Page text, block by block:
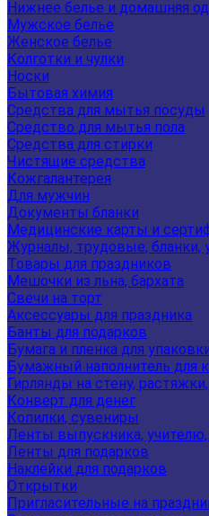
Нижнее белье и домашняя
Мужское белье
Женское белье
Колготки и чулки
Носки
Бытовая химия
Средства для мытья посуды
Средство для мытья пола
Средства для стирки
Чистящие средства
Кожгалантерея
Для мужчин
Документы бланки
Медицинские карты и
Журналы, трудовые, бланки,
Товары для праздников
Мешочки из льна, бархата
Свечи на торт
Аксессуары для праздника
Банты для подарков
Бумага и пленка для
Бумажный наполнитель для
Гирлянды на стену,
Конверт для денег
Копилки, сувениры
Ленты выпускника, учителю,
Ленты для подарков
Наклейки для подарков
Открытки
Пригласительные на